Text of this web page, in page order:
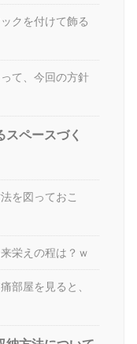
クを付けて飾る
て、今回の方針
スペースづく
を図っておこ
栄えの程は？ｗ
部屋を見ると、